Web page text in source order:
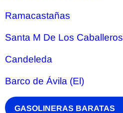
Ramacastañas
Santa M De Los Caballeros
Candeleda
Barco de Ávila (El)
GASOLINERAS BARATAS